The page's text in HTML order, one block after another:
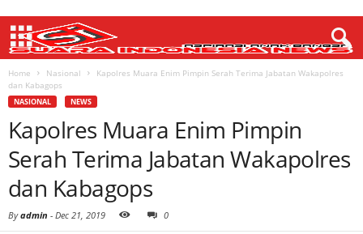
Home Nasional
Kapolres Muara Enim Pimpin Serah Terima Jabatan Wakapolres
dan Kabagops
NASIONAL NEWS
Kapolres Muara Enim Pimpin
Serah Terima Jabatan Wakapolres
dan Kabagops
Byadmin - Dec 21, 2019 0